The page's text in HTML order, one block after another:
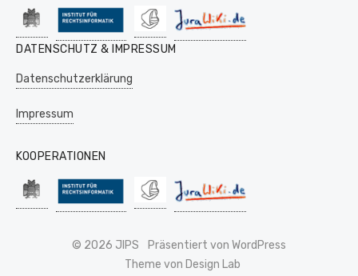
DATENSCHUTZ & IMPRESSUM
Datenschutzerklärung
Impressum
KOOPERATIONEN
© 2026 JIPS
Präsentiert von WordPress
Theme von Design Lab